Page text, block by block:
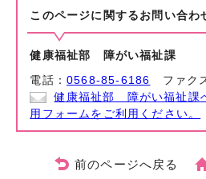
このページに関する お問い合わ
健康福祉部 障がい福祉課
電話：0568-85-6186 ファク
健康福祉部 障がい福祉課
用フォームをご利用ください。
前のページへ戻る